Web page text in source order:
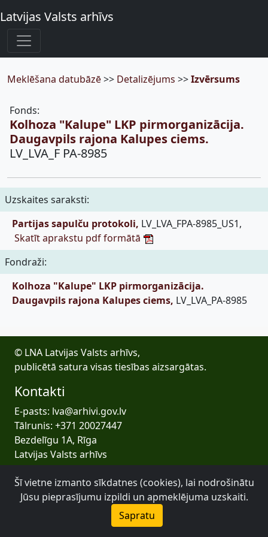
Latvijas Valsts arhīvs
Meklēšana datubāzē>> Detalizējums >>Izvērsums
Fonds:
Kolhoza "Kalupe" LKP pirmorganizācija.
Daugavpils rajona Kalupes ciems.
LV_LVA_F PA-8985
Uzskaites saraksti:
Partijas sapulču protokoli, LV_LVA_FPA-8985_US1,
Skatīt aprakstu pdf formātā
Fondraži:
Kolhoza "Kalupe" LKP pirmorganizācija.
Daugavpils rajona Kalupes ciems, LV_LVA_PA-8985
© LNA Latvijas Valsts arhīvs,
publicētā satura visas tiesības aizsargātas.
Kontakti
E-pasts: lva@arhivi.gov.lv
Tālrunis: +371 20027447
Bezdelīgu 1A, Rīga
Latvijas Valsts arhīvs
Šī vietne izmanto sīkdatnes (cookies), lai nodrošinātu
Jūsu pieprasījumu izpildi un apmeklējuma uzskaiti.
Sapratu